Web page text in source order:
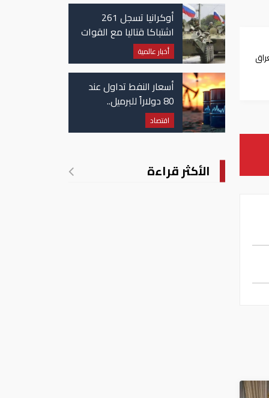
أوكرانيا تسجل 261
اشتباكا قتاليا مع القوات
الروسية
أخبار عالمية
أسعار النفط تداول عند
80 دولاراً للبرميل..
وتراجع الأسهم
الأمريكية
اقتصاد
الأكثر قراءة